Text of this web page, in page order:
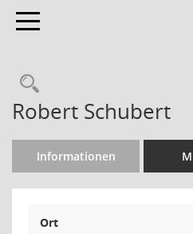
Toggle navigation
Rechercheauswahl
Robert Schubert
Informationen
Ort